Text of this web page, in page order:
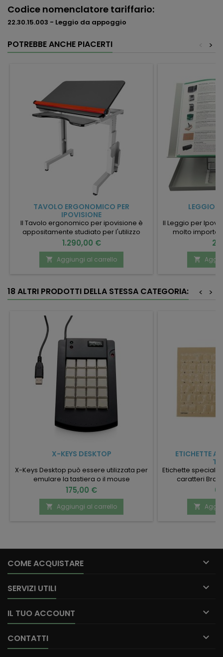
Codice nomenclatore tariffario:
22.30.15.003 - Leggio da appoggio
POTREBBE ANCHE PIACERTI >
<
TAVOLO ERGONOMICO PER
IPOVISIONE
Il Tavolo ergonomico per ipovisione è
appositamente studiato per l'utilizzo
scolastico come supporto per alunni
ipovedenti, con caratteristiche che ne
permettono l'adattabilità in varie
situazioni.
Prezzo
1.290,00 €
 Aggiungi al carrello
LEGGIO
Il Leggio per
molto
ed

18 ALTRI PRODOTTI DELLA STESSA CATEGORIA: >
<
X-KEYS DESKTOP
X-Keys Desktop può essere utilizzata per
emulare la tastiera o il mouse
programmando fino a 20 tasti.
22.36.03.018 - Tastiera programmabile
Prezzo
175,00 €
 Aggiungi al carrello
ETICHETTE
Etichette speciali
caratteri
incollate

COME ACQUISTARE 
SERVIZI UTILI 
IL TUO ACCOUNT 
CONTATTI 